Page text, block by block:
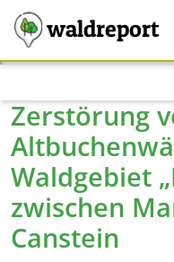
waldreport
Zerstörung
Waldgebiet
zwischen
Canstein